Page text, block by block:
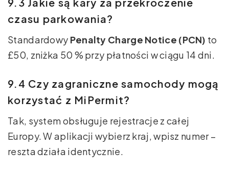
czasu parkowania?
Standardowy Penalty Charge Notice (PCN) to
£50, zniżka 50 % przy płatności w ciągu 14 dni.
9.4 Czy zagraniczne samochody mogą
korzystać z MiPermit?
Tak, system obsługuje rejestracje z całej
Europy. W aplikacji wybierz kraj, wpisz numer –
reszta działa identycznie.